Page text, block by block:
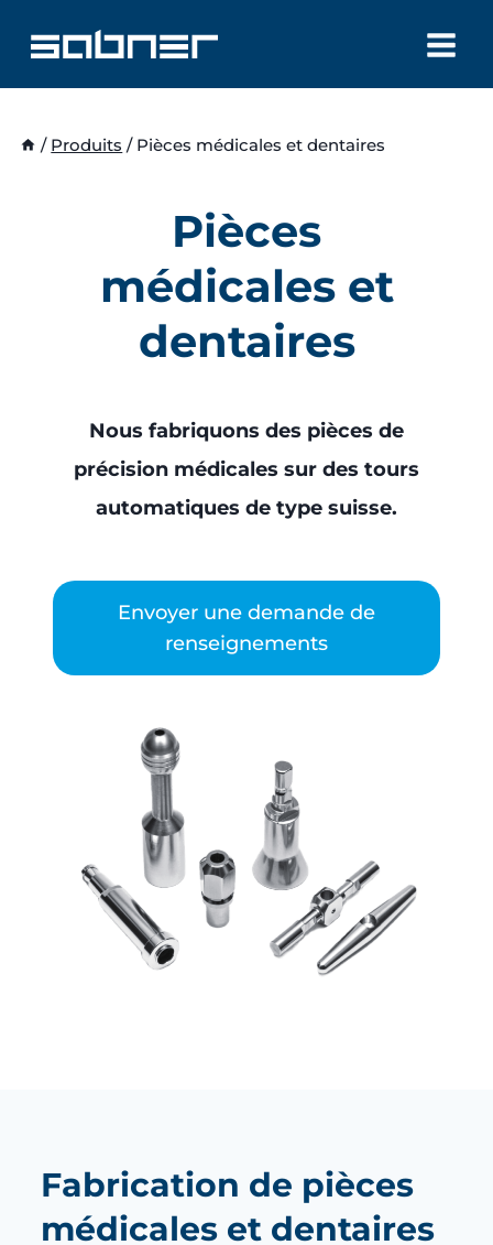
contenu
/ Produits / Pièces médicales et dentaires
Pièces
médicales et
dentaires
Nous fabriquons des pièces de
précision médicales sur des tours
automatiques de type suisse.
Envoyer une demande de
renseignements
Fabrication de pièces
médicales et dentaires